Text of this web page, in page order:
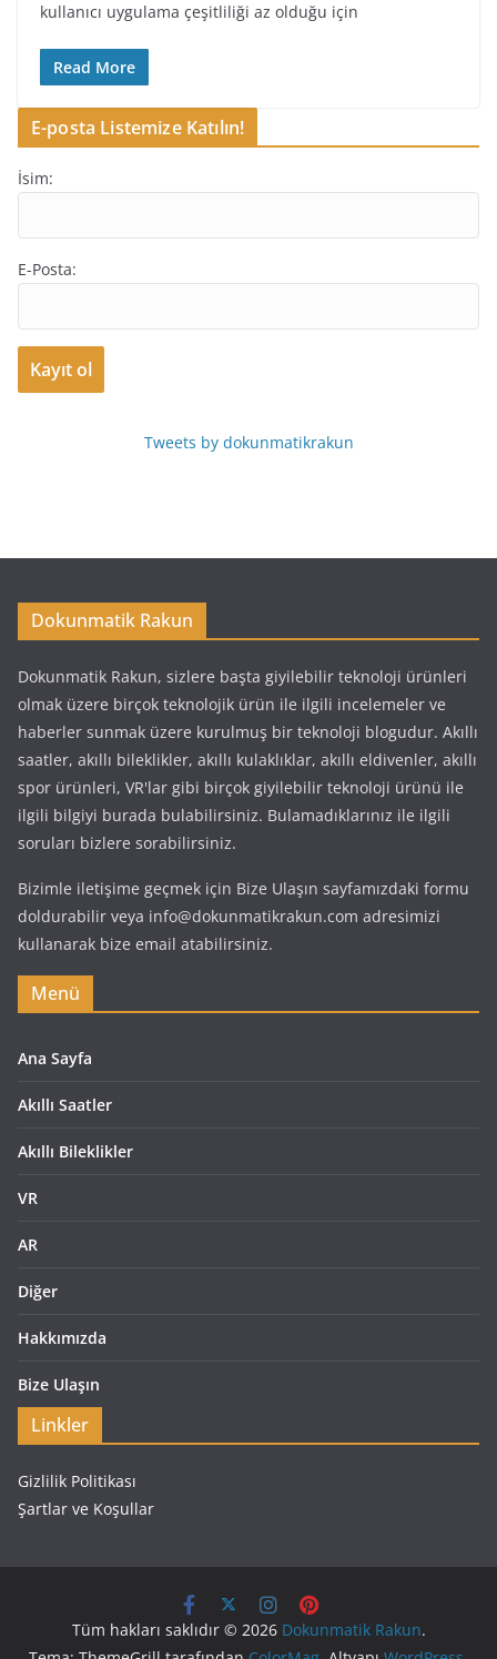
kullanıcı uygulama çeşitliliği az olduğu için
Read More
E-posta Listemize Katılın!
İsim:
E-Posta:
Tweets by dokunmatikrakun
Dokunmatik Rakun
Dokunmatik Rakun, sizlere başta giyilebilir teknoloji ürünleri
olmak üzere birçok teknolojik ürün ile ilgili incelemeler ve
haberler sunmak üzere kurulmuş bir teknoloji blogudur. Akıllı
saatler, akıllı bileklikler, akıllı kulaklıklar, akıllı eldivenler, akıllı
spor ürünleri, VR'lar gibi birçok giyilebilir teknoloji ürünü ile
ilgili bilgiyi burada bulabilirsiniz. Bulamadıklarınız ile ilgili
soruları bizlere sorabilirsiniz.
Bizimle iletişime geçmek için Bize Ulaşın sayfamızdaki formu
doldurabilir veya info@dokunmatikrakun.com adresimizi
kullanarak bize email atabilirsiniz.
Menü
Ana Sayfa
Akıllı Saatler
Akıllı Bileklikler
VR
AR
Diğer
Hakkımızda
Bize Ulaşın
Linkler
Gizlilik Politikası
Şartlar ve Koşullar
Tüm hakları saklıdır © 2026 Dokunmatik Rakun.